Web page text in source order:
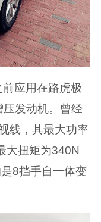
应用在路虎极
发动机。曾经
线，其最大功率
大扭矩为340N
8挡手自一体变